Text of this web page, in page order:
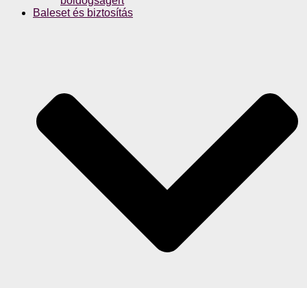
Baleset és biztosítás